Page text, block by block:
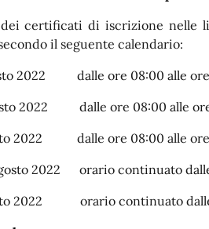
certificati di iscrizione nelle
il seguente calendario:
2022 dalle ore 08:00 alle ore
2022 dalle ore 08:00 alle ore
2022 dalle ore 08:00 alle ore
2022 orario continuato
2022 orario continuato dalle